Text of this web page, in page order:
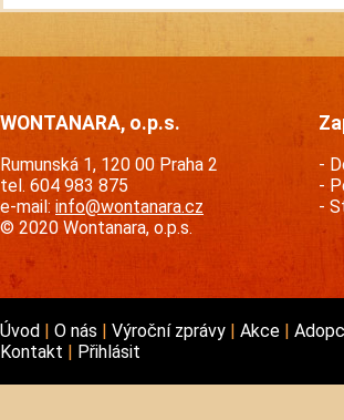
WONTANARA, o.p.s.
Rumunská 1, 120 00 Praha 2
tel. 604 983 875
e-mail: info@wontanara.cz
© 2020 Wontanara, o.p.s.
Úvod O nás Výroční zprávy Akce
Kontakt
Přihlásit